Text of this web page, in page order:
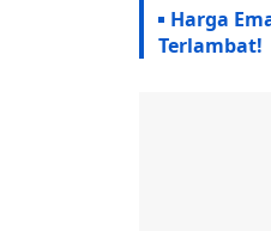
Harga
Terlambat!